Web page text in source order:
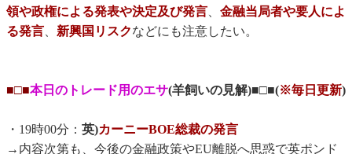
領や政権による発表や決定及び発言、 金融当局者や要人によ
る発言、 新興国リスクなどにも注意したい。
■□■本日のトレード用のエサ(羊飼いの見解)■□■(※毎日更新)
・19時00分： 英)カーニーBOE総裁の発言
→内容次第も、今後の金融政策やEU離脱へ思惑で英ポンド